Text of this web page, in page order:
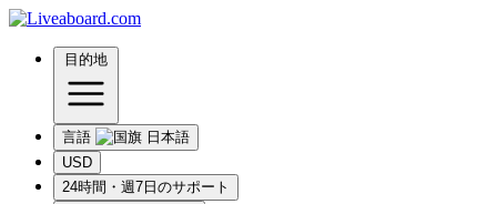
目的地
言語
USD
24時間・週7日のサポート